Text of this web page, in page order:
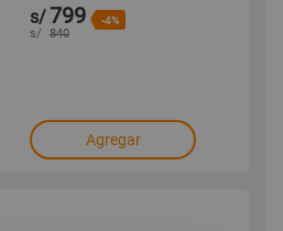
s/799 -4%
s/ 840
Agregar